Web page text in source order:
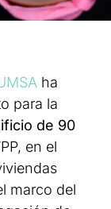
ha
para la
de 90
en el
marco del